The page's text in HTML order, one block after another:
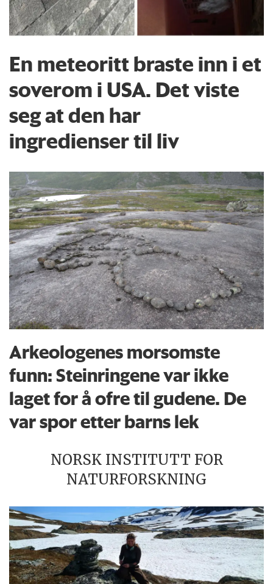
En meteoritt braste inn i et
soverom i USA. Det viste
seg at den har
ingredienser til liv
Arkeologenes morsomste
funn: Steinringene var ikke
laget for å ofre til gudene. De
var spor etter barns lek
NORSK INSTITUTT FOR
NATURFORSKNING